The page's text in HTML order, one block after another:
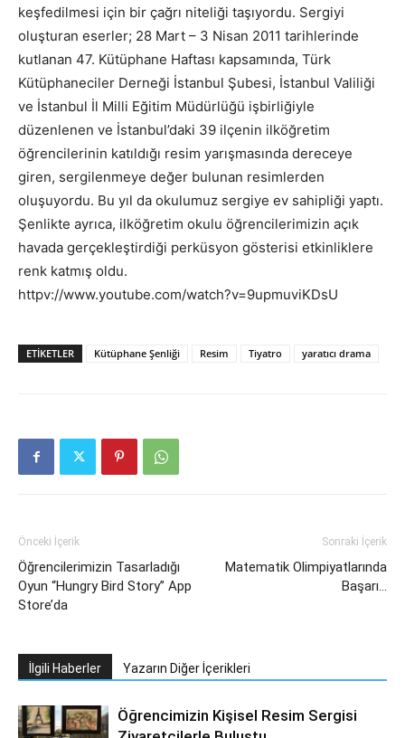
keşfedilmesi için bir çağrı niteliği taşıyordu. Sergiyi
oluşturan eserler; 28 Mart – 3 Nisan 2011 tarihlerinde
kutlanan 47. Kütüphane Haftası kapsamında, Türk
Kütüphaneciler Derneği İstanbul Şubesi, İstanbul Valiliği
ve İstanbul İl Milli Eğitim Müdürlüğü işbirliğiyle
düzenlenen ve İstanbul’daki 39 ilçenin ilköğretim
öğrencilerinin katıldığı resim yarışmasında dereceye
giren, sergilenmeye değer bulunan resimlerden
oluşuyordu. Bu yıl da okulumuz sergiye ev sahipliği yaptı.
Şenlikte ayrıca, ilköğretim okulu öğrencilerimizin açık
havada gerçekleştirdiği perküsyon gösterisi etkinliklere
renk katmış oldu.
httpv://www.youtube.com/watch?v=9upmuviKDsU
ETIKETLER Kütüphane Şenliği Resim Tiyatro yaratıcı drama
Önceki İçerik
Öğrencilerimizin Tasarladığı
Oyun “Hungry Bird Story” App
Store’da
Sonraki İçerik
Matematik Olimpiyatlarında
Başarı…
İlgili Haberler Yazarın Diğer İçerikleri
Öğrencimizin Kişisel Resim Sergisi